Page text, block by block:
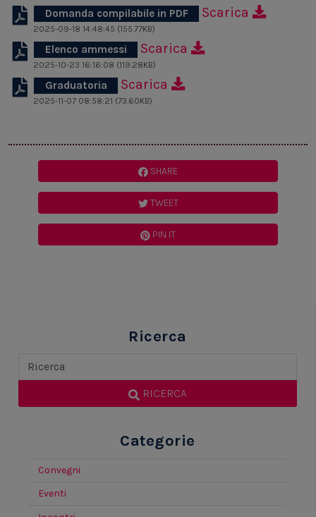
Domanda compilabile in PDF Scarica
2025-09-18 14:48:45 (155.77KB)
Elenco ammessi Scarica
2025-10-23 16:16:08 (119.28KB)
Graduatoria Scarica
2025-11-07 08:58:21 (73.60KB)
SHARE
TWEET
PIN IT
Ricerca
RICERCA
Categorie
Convegni
Eventi